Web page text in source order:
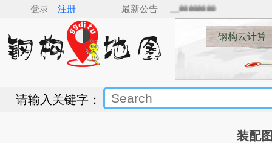
登录 | 注册 最新公告
）来了，Revit钢结构建模新纪元___🚋🚋🚋🚋
钢构云计算
请输入关键字：
装配